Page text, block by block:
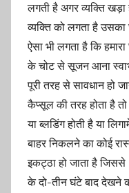
लगती है अगर व्यक्ति खड़ा
व्यक्ति को लगता है
ऐसा भी लगता है कि
के चोट से सूजन आना
पूरी तरह से सावधान हो
कैप्सूल की तरह होता है
या ब्लडिंग होती है या
बाहर निकलने का कोई
इकट्ठा हो जाता है
के दो-तीन घंटे बाद देखने